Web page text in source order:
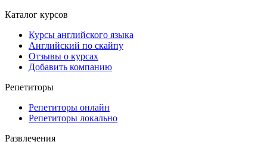
Каталог курсов
Курсы английского языка
Английский по скайпу
Отзывы о курсах
Добавить компанию
Репетиторы
Репетиторы онлайн
Репетиторы локально
Развлечения